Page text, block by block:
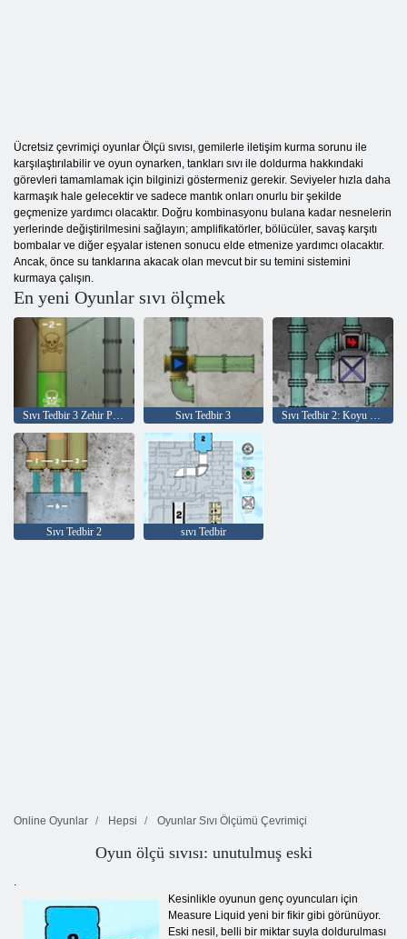
Ücretsiz çevrimiçi oyunlar Ölçü sıvısı, gemilerle iletişim kurma sorunu ile
karşılaştırılabilir ve oyun oynarken, tankları sıvı ile doldurma hakkındaki
görevleri tamamlamak için bilginizi göstermeniz gerekir. Seviyeler hızla daha
karmaşık hale gelecektir ve sadece mantık onları onurlu bir şekilde
geçmenize yardımcı olacaktır. Doğru kombinasyonu bulana kadar nesnelerin
yerlerinde değiştirilmesini sağlayın; amplifikatörler, bölücüler, savaş karşıtı
bombalar ve diğer eşyalar istenen sonucu elde etmenize yardımcı olacaktır.
Ancak, önce su tanklarına akacak olan mevcut bir su temini sistemini
kurmaya çalışın.
En yeni Oyunlar sıvı ölçmek
Sıvı Tedbir 3 Zehir Paketi Sıvı Tedbir 3 Sıvı Tedbir 2: Koyu Sıvı Seviye Paketi
Sıvı Tedbir 2 sıvı Tedbir
Online Oyunlar Hepsi Oyunlar Sıvı Ölçümü Çevrimiçi
Oyun ölçü sıvısı: unutulmuş eski
Kesinlikle oyunun genç oyuncuları için
Measure Liquid yeni bir fikir gibi görünüyor.
Eski nesil, belli bir miktar suyla doldurulması